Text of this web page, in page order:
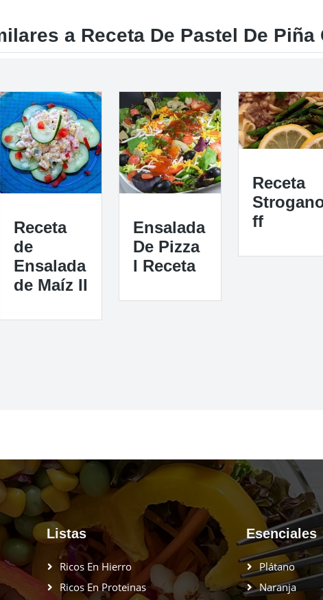
a Receta De Pastel De Piña
Receta
de
Ensalada
de Maíz II
Ensalada
De Pizza
I Receta
Receta
ff
Listas
Ricos En Hierro
Ricos En Proteinas
Esenciales
Plátano
Naranja